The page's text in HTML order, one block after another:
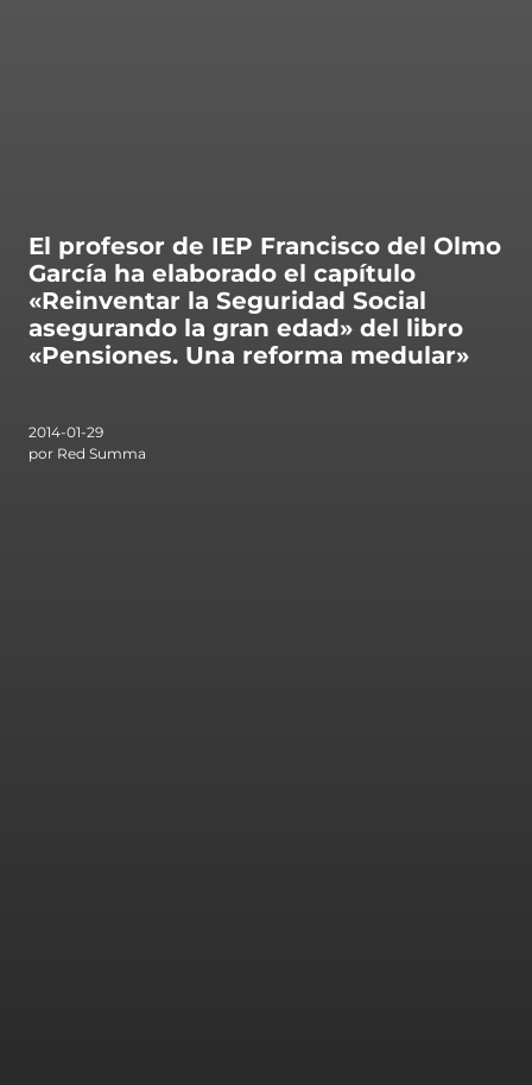
El profesor de IEP Francisco del Olmo
García ha elaborado el capítulo
«Reinventar la Seguridad Social
asegurando la gran edad» del libro
«Pensiones. Una reforma medular»
2014-01-29
por Red Summa